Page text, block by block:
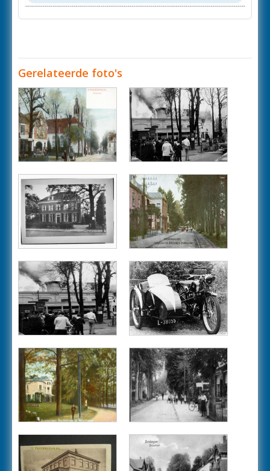
Gerelateerde foto's